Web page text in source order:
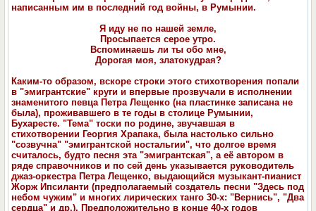
написанным им в последний год войны, в Румынии.
Я иду не по нашей земле,
Просыпается серое утро.
Вспоминаешь ли ты обо мне,
Дорогая моя, златокудрая?
Каким-то образом, вcкоре строки этого стихотворения попали
в "эмигрантские" круги и впервые прозвучали в исполнении
знаменитого певца Петра Лещенко (на пластинке записана не
была), проживавшего в те годы в столице Румынии,
Бухаресте. "Тема" тоски по родине, звучавшая в
стихотворении Георгия Храпака, была настолько сильно
"созвучна" "эмигрантской ностальгии", что долгое время
считалось, будто песня эта "эмигрантская", а её автором в
ряде справочников и по сей день указывается руководитель
джаз-оркестра Петра Лещенко, выдающийся музыкант-пианист
Жорж Ипсиланти (предполагаемый создатель песни "Здесь под
небом чужим" и многих лирических танго 30-х: "Вернись", "Два
сердца" и др.). Предположительно в конце 40-х годов